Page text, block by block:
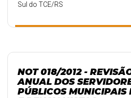
Sul do TCE/RS
NOT 018/2012 -
ANUAL DOS
PÚBLICOS MUNICIPAIS